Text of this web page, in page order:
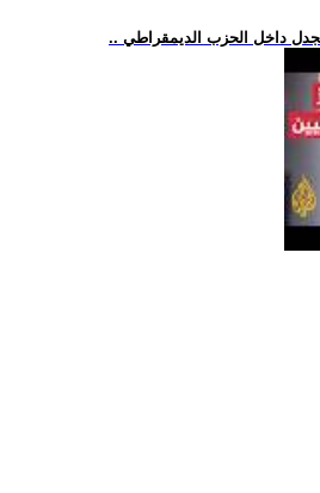
داخل الحزب الديمقراطي